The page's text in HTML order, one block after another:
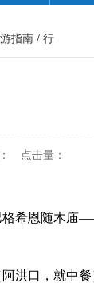
指南 / 行
点击量：
希恩随木庙
洪口，就中